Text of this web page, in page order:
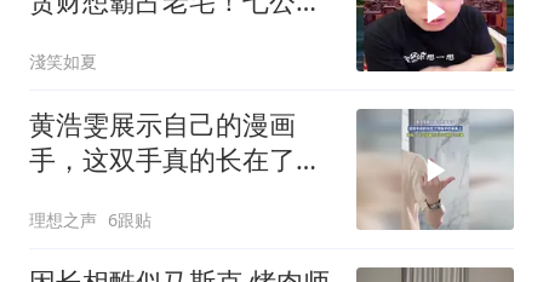
淺笑如夏
黄浩雯展示自己的漫画
手，这双手真的长在了所
理想之声 6跟贴